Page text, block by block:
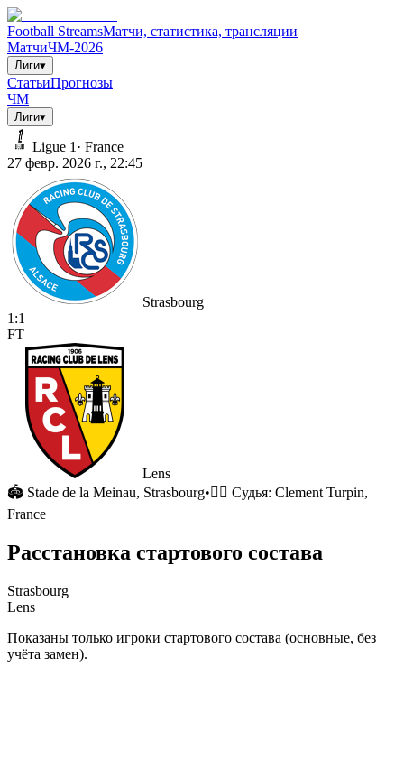
Football StreamsМатчи, статистика, трансляции
МатчиЧМ-2026
Лиги▾
СтатьиПрогнозы
ЧМ
Лиги▾
Ligue 1 · France
27 февр. 2026 г., 22:45
Strasbourg
1 :1
FT
Lens
🏟 Stade de la Meinau, Strasbourg•🧑‍⚖️ Судья: Clement Turpin,
France
Расстановка стартового состава
Strasbourg
Lens
Показаны только игроки стартового состава (основные, без
учёта замен).